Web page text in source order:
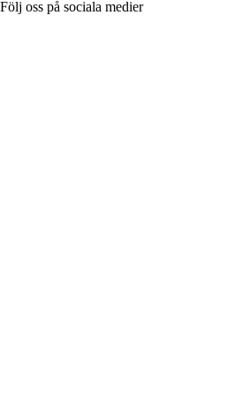
Följ oss på sociala medier